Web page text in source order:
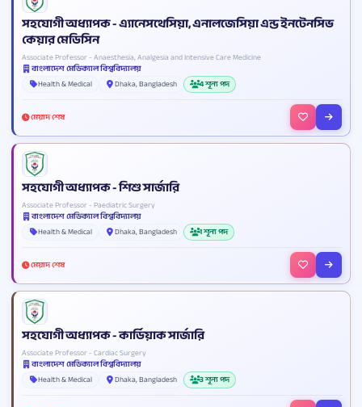
সহযোগী অধ্যাপক - এ্যানেসথেসিয়া, এনালজেসিয়া এন্ড ইনটেনসিভ
কেয়ার মেডিসিন
Associate Professor - Anaesthesia, Analgesia and Intensive Care Medicine
বাংলাদেশ মেডিক্যাল বিশ্ববিদ্যালয়
Health & Medical
Dhaka, Bangladesh 4 শূন্য পদ
মেয়াদ শেষ
সহযোগী অধ্যাপক - শিশু সার্জারি
Associate Professor - Paediatric Surgery
বাংলাদেশ মেডিক্যাল বিশ্ববিদ্যালয়
Health & Medical
Dhaka, Bangladesh 1 শূন্য পদ
মেয়াদ শেষ
সহযোগী অধ্যাপক - কার্ডিয়াক সার্জারি
Associate Professor - Cardiac Surgery
বাংলাদেশ মেডিক্যাল বিশ্ববিদ্যালয়
Health & Medical
Dhaka, Bangladesh 3 শূন্য পদ